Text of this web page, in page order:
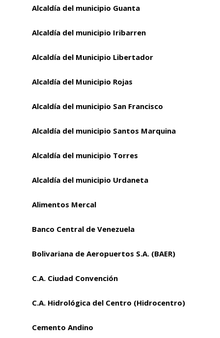
Alcaldía del municipio Guanta
Alcaldía del municipio Iribarren
Alcaldía del Municipio Libertador
Alcaldía del Municipio Rojas
Alcaldía del municipio San Francisco
Alcaldía del municipio Santos Marquina
Alcaldía del municipio Torres
Alcaldía del municipio Urdaneta
Alimentos Mercal
Banco Central de Venezuela
Bolivariana de Aeropuertos S.A. (BAER)
C.A. Ciudad Convención
C.A. Hidrológica del Centro (Hidrocentro)
Cemento Andino